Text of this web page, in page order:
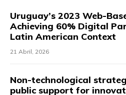
Uruguay’s 2023 Web-
Achieving 60% Digital
Latin American Context
21 Abril, 2026
Non-technological
public support for